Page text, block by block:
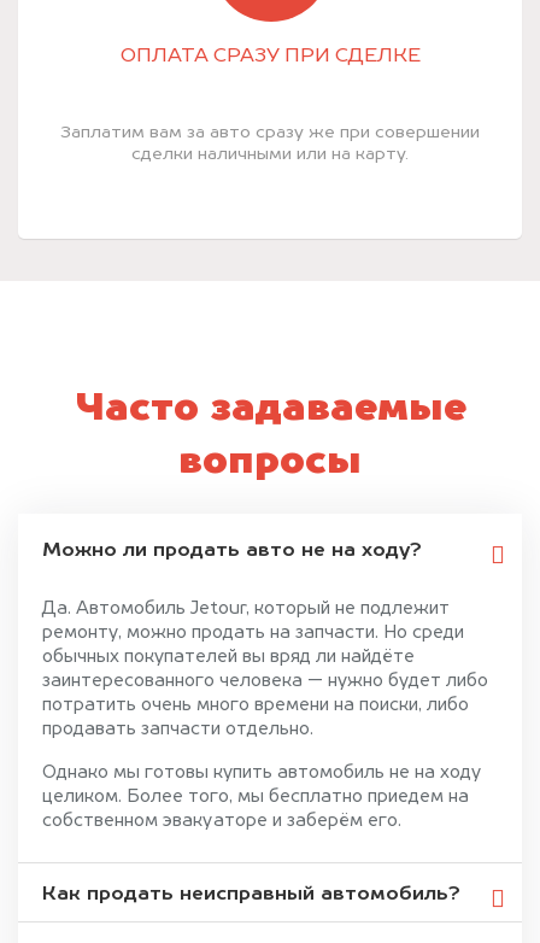
ОПЛАТА СРАЗУ ПРИ СДЕЛКЕ
Заплатим вам за авто сразу же при совершении
сделки наличными или на карту.
Часто задаваемые
вопросы
Можно ли продать авто не на ходу?
Да. Автомобиль Jetour, который не подлежит
ремонту, можно продать на запчасти. Но среди
обычных покупателей вы вряд ли найдёте
заинтересованного человека — нужно будет либо
потратить очень много времени на поиски, либо
продавать запчасти отдельно.
Однако мы готовы купить автомобиль не на ходу
целиком. Более того, мы бесплатно приедем на
собственном эвакуаторе и заберём его.
Как продать неисправный автомобиль?